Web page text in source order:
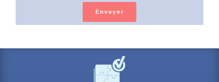
Envoyer